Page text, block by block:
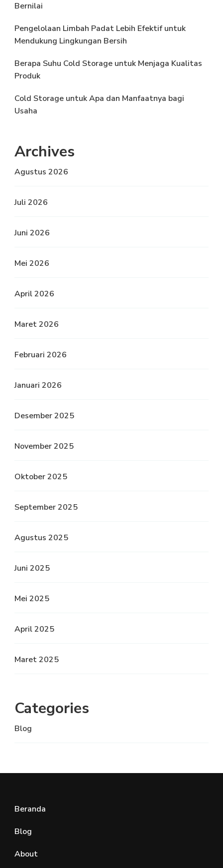
Bernilai
Pengelolaan Limbah Padat Lebih Efektif untuk
Mendukung Lingkungan Bersih
Berapa Suhu Cold Storage untuk Menjaga Kualitas
Produk
Cold Storage untuk Apa dan Manfaatnya bagi
Usaha
Archives
Agustus 2026
Juli 2026
Juni 2026
Mei 2026
April 2026
Maret 2026
Februari 2026
Januari 2026
Desember 2025
November 2025
Oktober 2025
September 2025
Agustus 2025
Juni 2025
Mei 2025
April 2025
Maret 2025
Categories
Blog
Beranda
Blog
About